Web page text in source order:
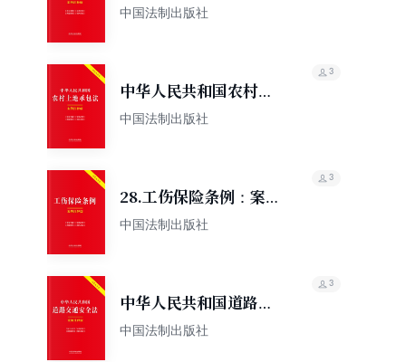
法：案例注释版（双色
中国法制出版社
中华人民共和国农村土
地承包法：案例注释版
中国法制出版社
3
28.工伤保险条例：案例
注释版（双色大字本）
中国法制出版社
3
中华人民共和国道路交
通安全法：案例注释版
中国法制出版社
3